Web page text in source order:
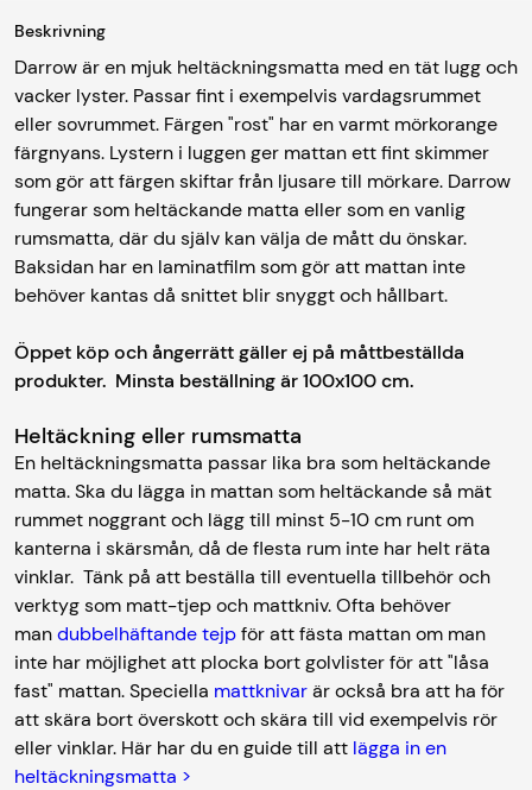
Beskrivning
Darrow är en mjuk heltäckningsmatta med en tät lugg och
vacker lyster. Passar fint i exempelvis vardagsrummet
eller sovrummet. Färgen "rost" har en varmt mörkorange
färgnyans. Lystern i luggen ger mattan ett fint skimmer
som gör att färgen skiftar från ljusare till mörkare. Darrow
fungerar som heltäckande matta eller som en vanlig
rumsmatta, där du själv kan välja de mått du önskar.
Baksidan har en laminatfilm som gör att mattan inte
behöver kantas då snittet blir snyggt och hållbart.
Öppet köp och ångerrätt gäller ej på måttbeställda
produkter. Minsta beställning är 100x100 cm.
Heltäckning eller rumsmatta
En heltäckningsmatta passar lika bra som heltäckande
matta. Ska du lägga in mattan som heltäckande så mät
rummet noggrant och lägg till minst 5-10 cm runt om
kanterna i skärsmån, då de flesta rum inte har helt räta
vinklar. Tänk på att beställa till eventuella tillbehör och
verktyg som matt-tjep och mattkniv. Ofta behöver
mandubbelhäftande tejpför att fästa mattan om man
inte har möjlighet att plocka bort golvlister för att "låsa
fast" mattan. Speciella mattknivarär också bra att ha för
att skära bort överskott och skära till vid exempelvis rör
eller vinklar. Här har du en guide till att lägga in en
heltäckningsmatta >